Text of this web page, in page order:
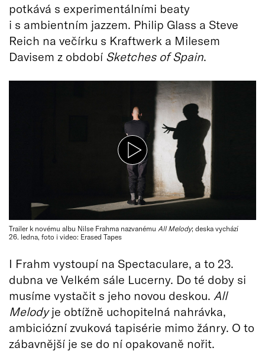
potkává s experimentálními beaty
i s ambientním jazzem. Philip Glass a Steve
Reich na večírku s Kraftwerk a Milesem
Davisem z období Sketches of Spain.
Trailer k novému albu Nilse Frahma nazvanému All Melody; deska vychází
26. ledna, foto i video: Erased Tapes
I Frahm vystoupí na Spectaculare, a to 23.
dubna ve Velkém sále Lucerny. Do té doby si
musíme vystačit s jeho novou deskou. All
Melodyje obtížně uchopitelná nahrávka,
ambiciózní zvuková tapisérie mimo žánry. O to
zábavnější je se do ní opakovaně nořit.